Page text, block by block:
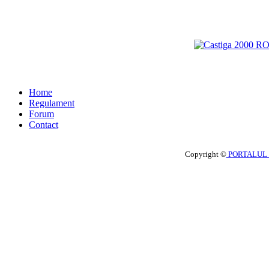
Home
Regulament
Forum
Contact
Copyright ©PORTALUL